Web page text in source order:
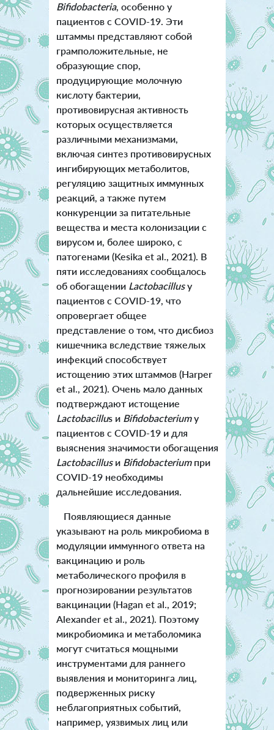
Bifidobacteria, особенно у
пациентов с COVID-19. Эти
штаммы представляют собой
грамположительные, не
образующие спор,
продуцирующие молочную
кислоту бактерии,
противовирусная активность
которых осуществляется
различными механизмами,
включая синтез противовирусных
ингибирующих метаболитов,
регуляцию защитных иммунных
реакций, а также путем
конкуренции за питательные
вещества и места колонизации с
вирусом и, более широко, с
патогенами (Kesika et al., 2021). В
пяти исследованиях сообщалось
об обогащении Lactobacillusу
пациентов с COVID-19, что
опровергает общее
представление о том, что дисбиоз
кишечника вследствие тяжелых
инфекций способствует
истощению этих штаммов (Harper
et al., 2021). Очень мало данных
подтверждают истощение
Lactobacillus и Bifidobacteriumу
пациентов с COVID-19 и для
выяснения значимости обогащения
Lactobacillusи Bifidobacteriumпри
COVID-19 необходимы
дальнейшие исследования.
Появляющиеся данные
указывают на роль микробиома в
модуляции иммунного ответа на
вакцинацию и роль
метаболического профиля в
прогнозировании результатов
вакцинации (Hagan et al., 2019;
Alexander et al., 2021). Поэтому
микробиомика и метаболомика
могут считаться мощными
инструментами для раннего
выявления и мониторинга лиц,
подверженных риску
неблагоприятных событий,
например, уязвимых лиц или